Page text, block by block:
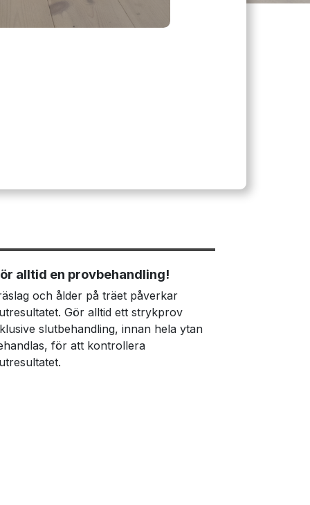
alltid en provbehandling!
och ålder på träet påverkar
Gör alltid ett strykprov
slutbehandling, innan hela ytan
för att kontrollera